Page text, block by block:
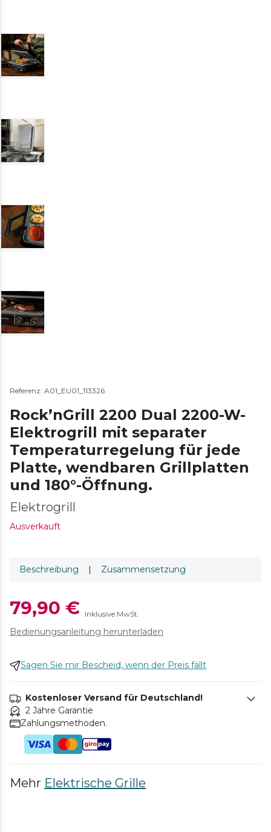
Referenz: A01_EU01_113326
Rock’nGrill 2200 Dual 2200-W-
Elektrogrill mit separater
Temperaturregelung für jede
Platte, wendbaren Grillplatten
und 180°-Öffnung.
Elektrogrill
Ausverkauft
Beschreibung | Zusammensetzung
79,90 € Inklusive MwSt.
Bedienungsanleitung herunterladen
Sagen Sie mir Bescheid, wenn der Preis fällt
Kostenloser Versand für Deutschland!
2 Jahre Garantie
Zahlungsmethoden.
Mehr Elektrische Grille